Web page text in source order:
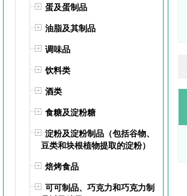
蛋及蛋制品
油脂及其制品
调味品
饮料类
酒类
食糖及淀粉糖
淀粉及淀粉制品（包括谷物、
豆类和块根植物提取的淀粉）
焙烤食品
可可制品、巧克力和巧克力制